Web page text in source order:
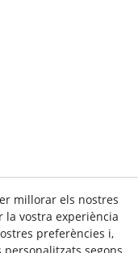
· 973 308 014
millorar els nostres
la vostra experiència
preferències i,